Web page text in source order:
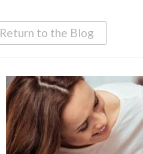
Return to the Blog